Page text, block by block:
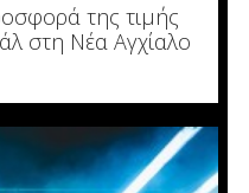
της τιμής
στη Νέα Αγχίαλο